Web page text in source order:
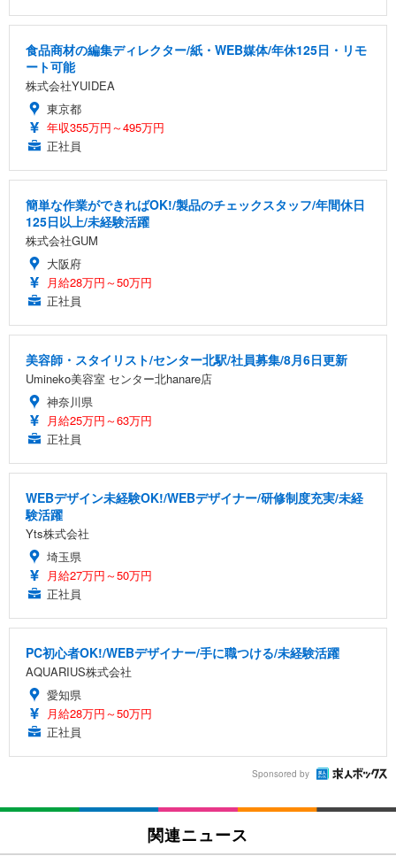
食品商材の編集ディレクター/紙・WEB媒体/年休125日・リモ
ート可能
株式会社YUIDEA
東京都
年収355万円～495万円
正社員
簡単な作業ができればOK!/製品のチェックスタッフ/年間休日
125日以上/未経験活躍
株式会社GUM
大阪府
月給28万円～50万円
正社員
美容師・スタイリスト/センター北駅/社員募集/8月6日更新
Umineko美容室 センター北hanare店
神奈川県
月給25万円～63万円
正社員
WEBデザイン未経験OK!/WEBデザイナー/研修制度充実/未経
験活躍
Yts株式会社
埼玉県
月給27万円～50万円
正社員
PC初心者OK!/WEBデザイナー/手に職つける/未経験活躍
AQUARIUS株式会社
愛知県
月給28万円～50万円
正社員
Sponsored by
関連ニュース